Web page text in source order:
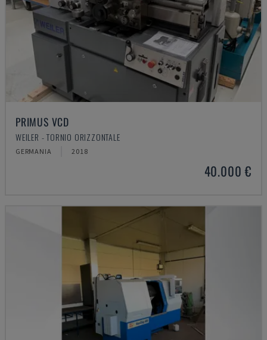
PRIMUS VCD
WEILER - TORNIO ORIZZONTALE
GERMANIA 2018
40.000 €